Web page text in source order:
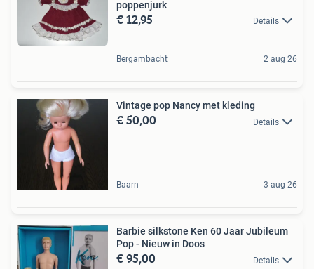
poppenjurk
€ 12,95 Details
Bergambacht 2 aug 26
Vintage pop Nancy met kleding
€ 50,00 Details
Baarn 3 aug 26
Barbie silkstone Ken 60 Jaar Jubileum
Pop - Nieuw in Doos
€ 95,00 Details